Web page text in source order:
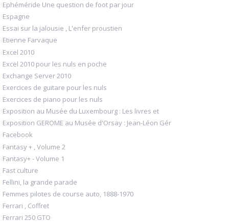
Ephéméride Une question de foot par jour
Espagne
Essai sur la jalousie , L'enfer proustien
Etienne Farvaque
Excel 2010
Excel 2010 pour les nuls en poche
Exchange Server 2010
Exercices de guitare pour les nuls
Exercices de piano pour les nuls
Exposition au Musée du Luxembourg : Les livres et
Exposition GEROME au Musée d'Orsay : Jean-Léon Gér
Facebook
Fantasy + , Volume 2
Fantasy+ - Volume 1
Fast culture
Fellini, la grande parade
Femmes pilotes de course auto, 1888-1970
Ferrari , Coffret
Ferrari 250 GTO